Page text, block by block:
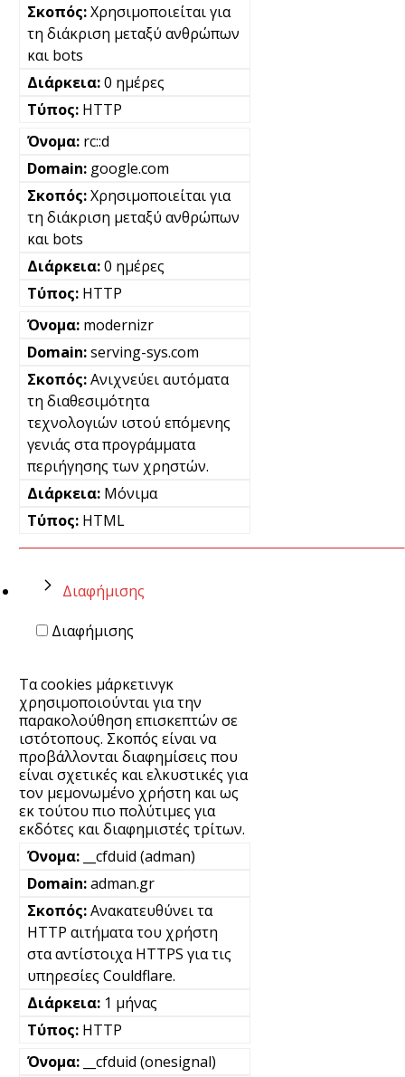
Χρησιμοποιείται για
τη διάκριση μεταξύ ανθρώπων
και bots
0 ημέρες
HTTP
rc::d
google.com
Χρησιμοποιείται για
τη διάκριση μεταξύ ανθρώπων
και bots
0 ημέρες
HTTP
modernizr
serving-sys.com
Ανιχνεύει αυτόματα
τη διαθεσιμότητα
τεχνολογιών ιστού επόμενης
γενιάς στα προγράμματα
περιήγησης των χρηστών.
Μόνιμα
HTML
Διαφήμισης
Διαφήμισης
Τα cookies μάρκετινγκ
χρησιμοποιούνται για την
παρακολούθηση επισκεπτών σε
ιστότοπους. Σκοπός είναι να
προβάλλονται διαφημίσεις που
είναι σχετικές και ελκυστικές για
τον μεμονωμένο χρήστη και ως
εκ τούτου πιο πολύτιμες για
εκδότες και διαφημιστές τρίτων.
__cfduid (adman)
adman.gr
Ανακατευθύνει τα
HTTP αιτήματα του χρήστη
στα αντίστοιχα HTTPS για τις
υπηρεσίες Couldflare.
1 μήνας
HTTP
__cfduid (onesignal)